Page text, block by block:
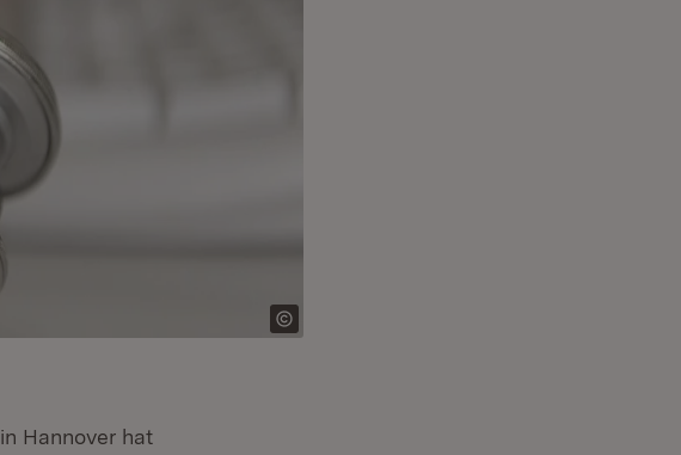
(Öffnet in neuem Fenster)
in Hannover hat